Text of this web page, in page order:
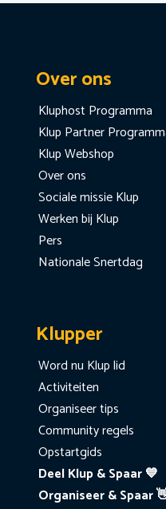
Over ons
Kluphost Programma
Klup Partner
Klup Webshop
Over ons
Sociale missie Klup
Werken bij Klup
Pers
Nationale Snertdag
Klupper
Word nu Klup lid
Activiteiten
Organiseer tips
Community regels
Opstartgids
Deel Klup & Spaar 💙
Organiseer & Spaar